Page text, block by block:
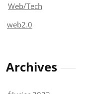
Web/Tech
web2.0
Archives